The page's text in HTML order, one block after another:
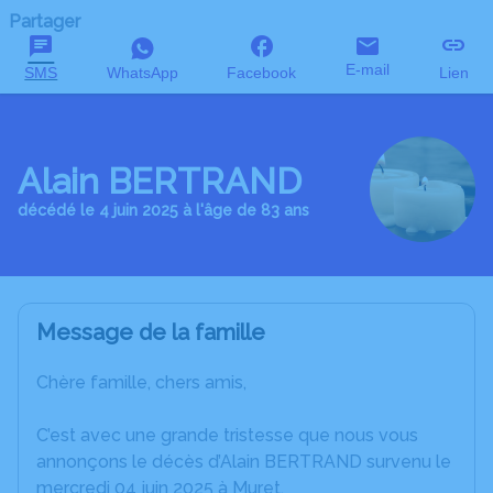
Partager
SMS WhatsApp Facebook E-mail Lien
Alain BERTRAND
décédé le 4 juin 2025 à l'âge de 83 ans
Message de la famille
Chère famille, chers amis,
C’est avec une grande tristesse que nous vous
annonçons le décès d’Alain BERTRAND survenu le
mercredi 04 juin 2025 à Muret.